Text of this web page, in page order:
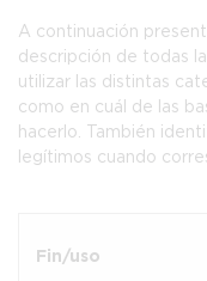
A continuación
descripción de todas
utilizar las distintas
como en cuál de las
hacerlo. También
legítimos cuando
Fin/uso